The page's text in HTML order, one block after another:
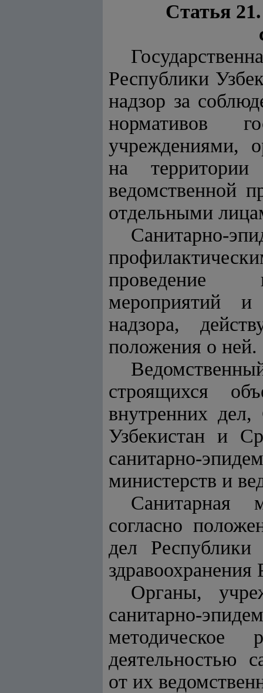
Статья
Республики
надзор за
нормативов
учреждениями,
на
ведомственной
отдельными
Санитарно-
проведение
мероприятий и
надзора,
положения о ней.
строящихся
внутренних дел,
Узбекистан и
санитарно-
министерств и
Санитарная
согласно
дел
здравоохранения
Органы,
санитарно-
деятельностью
от их